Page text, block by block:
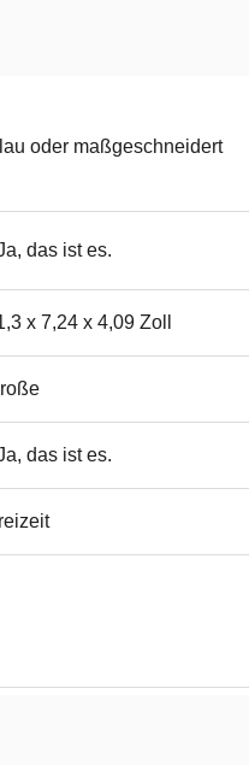
oder maßgeschneidert
das ist es.
x 7,24 x 4,09 Zoll
das ist es.